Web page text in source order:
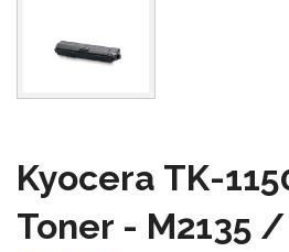
Kyocera TK-
Toner - M2135 /